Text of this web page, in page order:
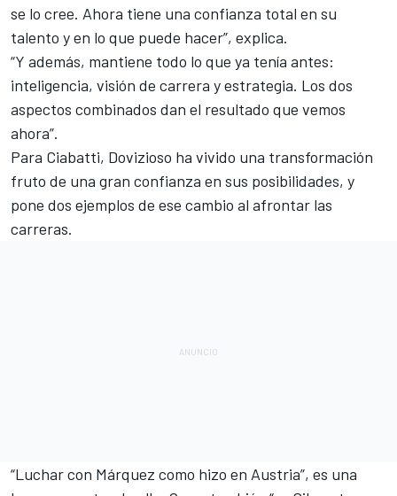
se lo cree. Ahora tiene una confianza total en su
talento y en lo que puede hacer”, explica.
“Y además, mantiene todo lo que ya tenía antes:
inteligencia, visión de carrera y estrategia. Los dos
aspectos combinados dan el resultado que vemos
ahora”.
Para Ciabatti, Dovizioso ha vivido una transformación
fruto de una gran confianza en sus posibilidades, y
pone dos ejemplos de ese cambio al afrontar las
carreras.
“Luchar con Márquez como hizo en Austria”, es una